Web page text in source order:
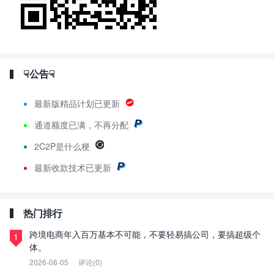
☟公告☟
最新版精品计划已更新
通道额度已满，不再分配
2C2P是什么梗
最新收款技术已更新
热门排行
1
跨境电商年入百万基本不可能，不要轻易搞公司，要搞超级个
体。
2026-08-05 评论(0)